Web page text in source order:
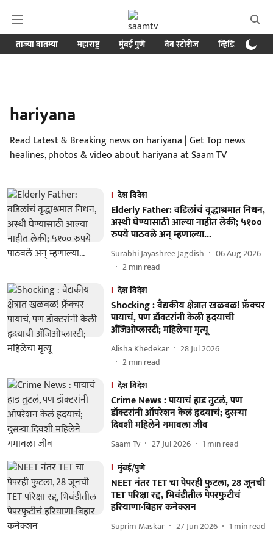
ताज्या बातम्या महाराष्ट्र मुंबई पुणे वेब स्टोरीज व्हिडिओ
hariyana
Read Latest & Breaking news on hariyana | Get Top news
healines, photos & video about hariyana at Saam TV
देश विदेश
Elderly Father: वडिलांचं वृद्धाश्रमात निधन,
अस्थी घेण्यासाठी आल्या नाहीत लेकी; ५१००
रुपये पाठवले अन् म्हणाल्या...
Surabhi Jayashree Jagdish
06 Aug 2026
2min read
देश विदेश
Shocking : वैद्यकीय क्षेत्रात खळबळ! फ्रॅक्चर
पायाचं, पण डॉक्टरांनी केली हृदयाची
अँजिओप्लास्टी; महिलेचा मृत्यू
Alisha Khedekar
28 Jul 2026
2min read
देश विदेश
Crime News : पायाचं हाड तुटलं, पण
डॉक्टरांनी ऑपरेशन केलं हृदयाचं; दुसऱ्या
दिवशी महिलेने गमावला जीव
Saam Tv 27 Jul 2026 1 min read
मुंबई/पुणे
NEET नंतर TET चा पेपरही फुटला, 28 जूनची
TET परिक्षा रद्द, भिवंडीतील पेपरफुटीचं
हरियाणा-बिहार कनेक्शन
Suprim Maskar 27 Jun 2026 1 min read